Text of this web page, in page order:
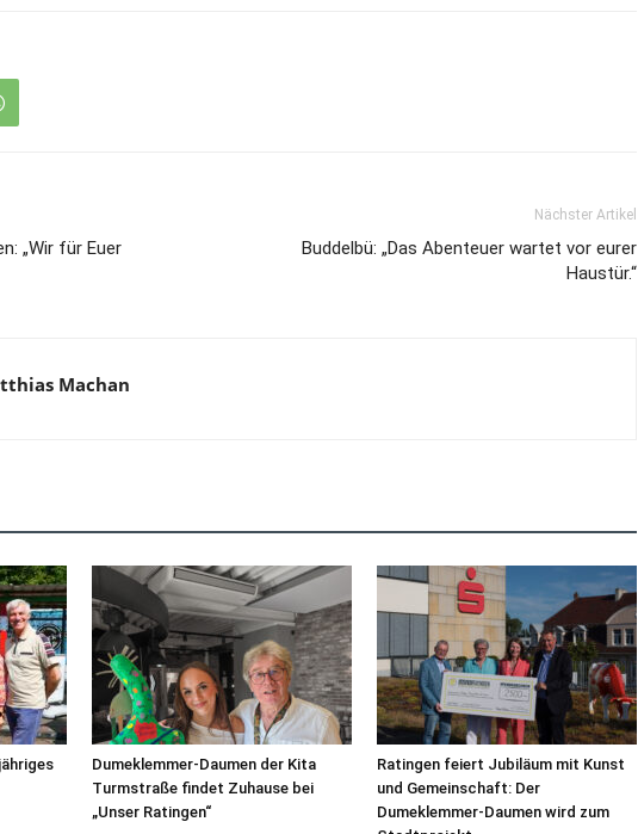
„Wir für Euer
Nächster Artikel
Buddelbü: „Das Abenteuer wartet vor eurer
Haustür.“
Machan
Dumeklemmer-Daumen der Kita
Turmstraße findet Zuhause bei
„Unser Ratingen“
Ratingen feiert Jubiläum mit Kunst
und Gemeinschaft: Der
Dumeklemmer-Daumen wird zum